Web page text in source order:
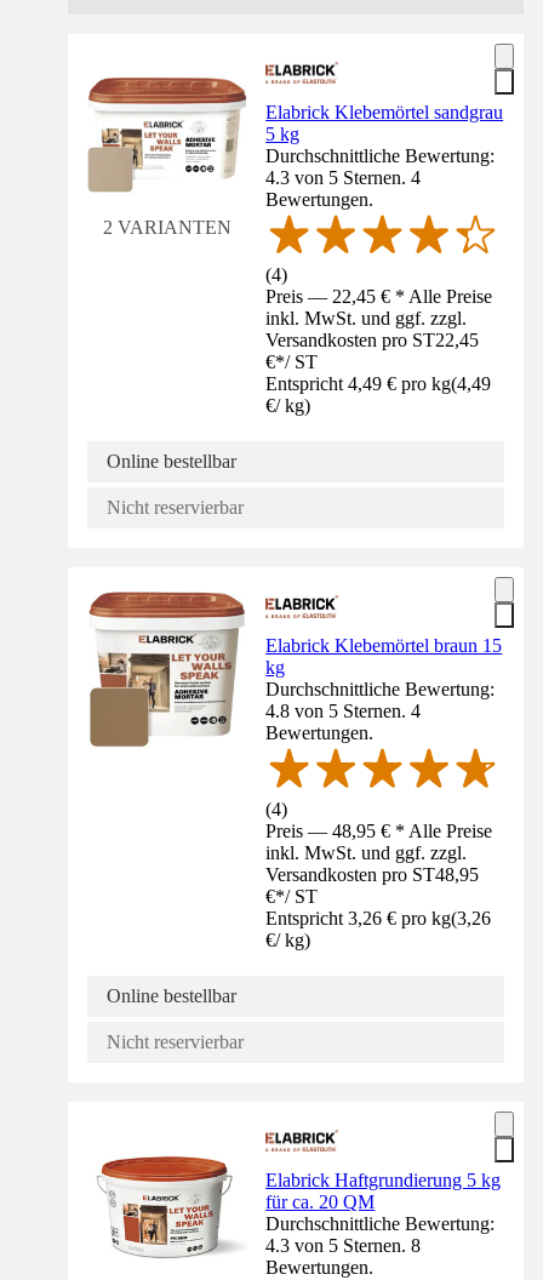
2 VARIANTEN
Elabrick Klebemörtel sandgrau
5 kg
Durchschnittliche Bewertung:
4.3 von 5 Sternen. 4
Bewertungen.
(4)
Preis — 22,45 € * Alle Preise
inkl. MwSt. und ggf. zzgl.
Versandkosten pro ST22,45
€*/ ST
Entspricht 4,49 € pro kg(4,49
€/ kg)
Online bestellbar
Nicht reservierbar
Elabrick Klebemörtel braun 15
kg
Durchschnittliche Bewertung:
4.8 von 5 Sternen. 4
Bewertungen.
(4)
Preis — 48,95 € * Alle Preise
inkl. MwSt. und ggf. zzgl.
Versandkosten pro ST48,95
€*/ ST
Entspricht 3,26 € pro kg(3,26
€/ kg)
Online bestellbar
Nicht reservierbar
Elabrick Haftgrundierung 5 kg
für ca. 20 QM
Durchschnittliche Bewertung:
4.3 von 5 Sternen. 8
Bewertungen.